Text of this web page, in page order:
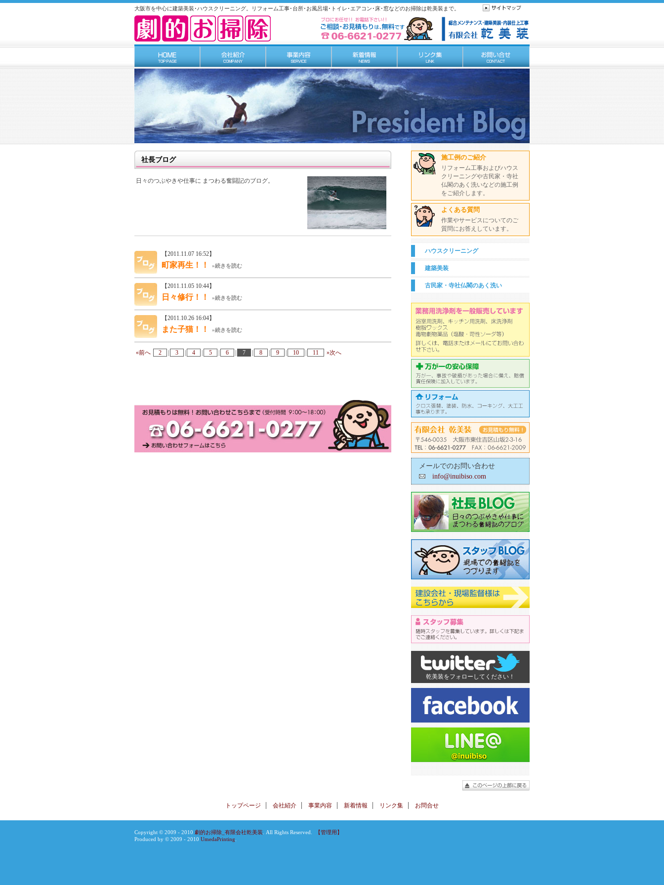
大阪市を中心に建築美装･ハウスクリーニング。リフォーム工事･台所･お風呂場･トイレ･エアコン･床･窓などのお掃除は乾美装まで。
施工例のご紹介
リフォーム工事およびハウス
クリーニングや古民家・寺社
仏閣のあく洗いなどの施工例
をご紹介します。
よくある質問
作業やサービスについてのご
質問にお答えしています。
ハウスクリーニング
建築美装
古民家・寺社仏閣のあく洗い
メールでのお問い合わせ
info@inuibiso.com
乾美装をフォローしてください！
社長ブログ
日々のつぶやきや仕事に まつわる奮闘記のブログ。
【2011.11.07 16:52】
町家再生！！ »続きを読む
【2011.11.05 10:44】
日々修行！！ »続きを読む
【2011.10.26 16:04】
また子猫！！ »続きを読む
«前へ 2 3 4 5 6 7 8 9 10 11 »次へ
トップページ 会社紹介 事業内容 新着情報 リンク集 お問合せ
Copyright © 2009 - 2010 劇的お掃除_有限会社乾美装 . All Rights Reserved.
【管理用】
Produced by © 2009 - 2010 UmedaPrinting